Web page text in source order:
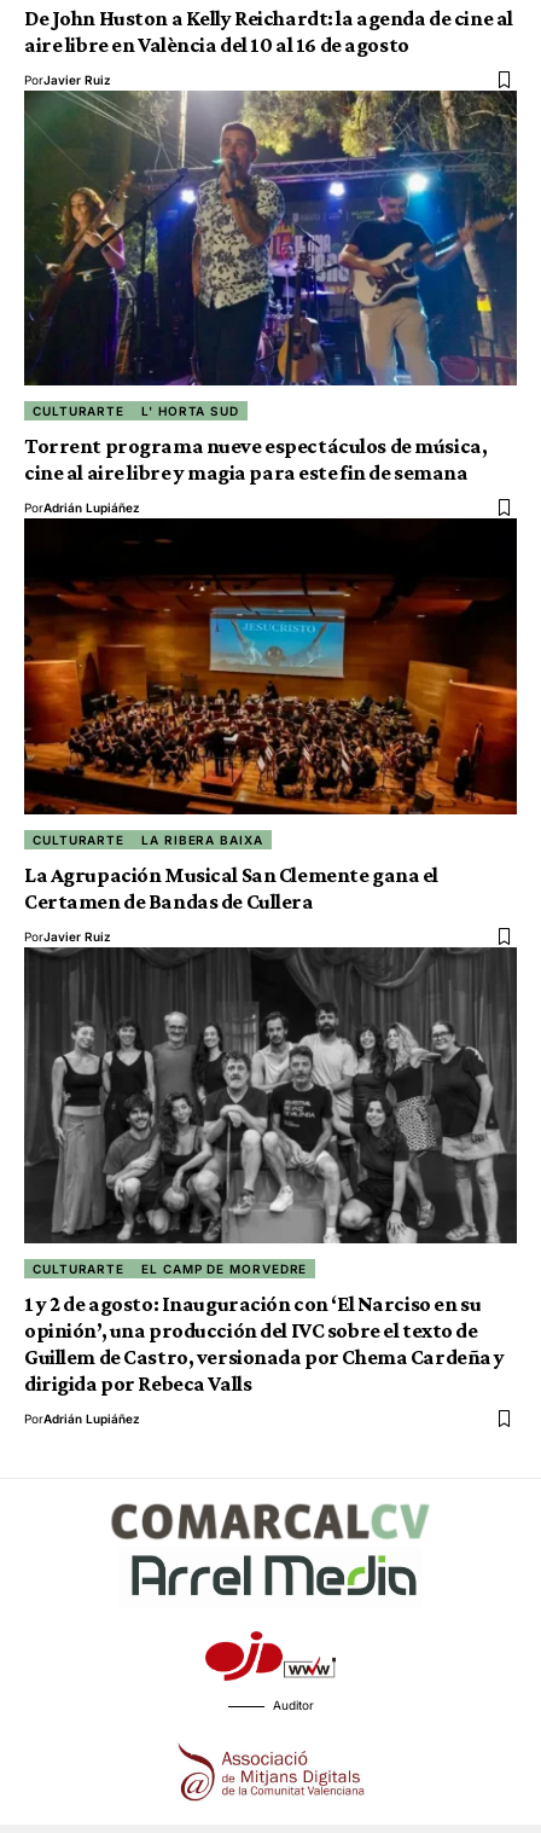
De John Huston a Kelly Reichardt: la agenda de cine al
aire libre en València del 10 al 16 de agosto
PorJavier Ruiz
CULTURARTE L' HORTA SUD
Torrent programa nueve espectáculos de música,
cine al aire libre y magia para este fin de semana
PorAdrián Lupiáñez
CULTURARTE LA RIBERA BAIXA
La Agrupación Musical San Clemente gana el
Certamen de Bandas de Cullera
PorJavier Ruiz
CULTURARTE EL CAMP DE MORVEDRE
1 y 2 de agosto: Inauguración con ‘El Narciso en su
opinión’, una producción del IVC sobre el texto de
Guillem de Castro, versionada por Chema Cardeña y
dirigida por Rebeca Valls
PorAdrián Lupiáñez
Auditor